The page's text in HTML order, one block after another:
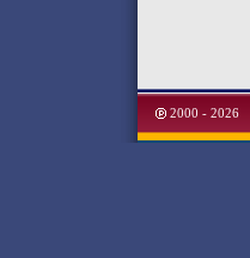
2000 - 2026